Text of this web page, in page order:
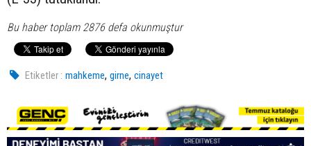
Bu haber toplam 2876 defa okunmuştur
Etiketler : mahkeme,girne,cinayet